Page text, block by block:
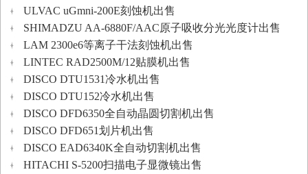
ULVAC uGmni-200E刻蚀机出售
SHIMADZU AA-6880F/AAC原子吸收分光光度计出售
LAM 2300e6等离子干法刻蚀机出售
LINTEC RAD2500M/12贴膜机出售
DISCO DTU1531冷水机出售
DISCO DTU152冷水机出售
DISCO DFD6350全自动晶圆切割机出售
DISCO DFD651划片机出售
DISCO EAD6340K全自动切割机出售
HITACHI S-5200扫描电子显微镜出售